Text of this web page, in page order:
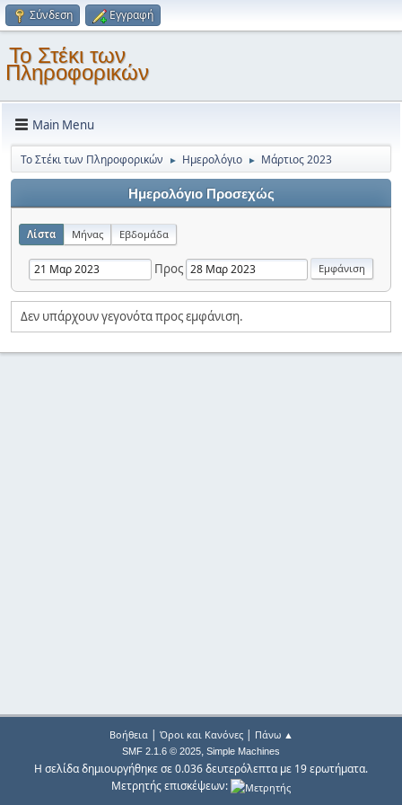
Σύνδεση Εγγραφή
Το Στέκι των
Πληροφορικών
Main Menu
Το Στέκι των Πληροφορικών ► Ημερολόγιο ► Μάρτιος 2023
Ημερολόγιο Προσεχώς
Λίστα Μήνας Εβδομάδα
Προς
Δεν υπάρχουν γεγονότα προς εμφάνιση.
Βοήθεια| Όροι και Κανόνες| Πάνω ▲
SMF 2.1.6 © 2025, Simple Machines
Η σελίδα δημιουργήθηκε σε 0.036 δευτερόλεπτα με 19 ερωτήματα.
Μετρητής επισκέψεων: